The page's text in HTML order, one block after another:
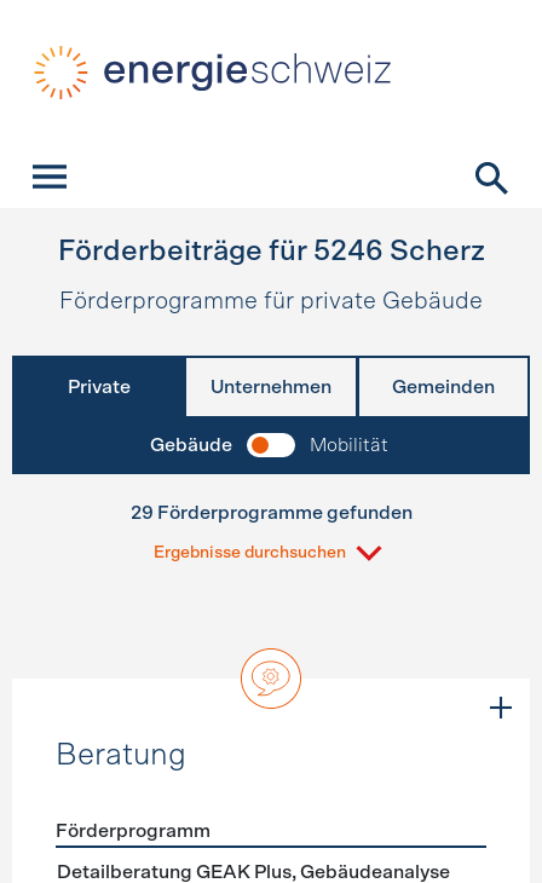
Förderbeiträge für 5246 Scherz
Förderprogramme für private Gebäude
Private Unternehmen Gemeinden
Gebäude Mobilität
29 Förderprogramme gefunden
Ergebnisse durchsuchen
Beratung
Förderprogramme Beratung
Förderprogramm
Detailberatung GEAK Plus, Gebäudeanalyse